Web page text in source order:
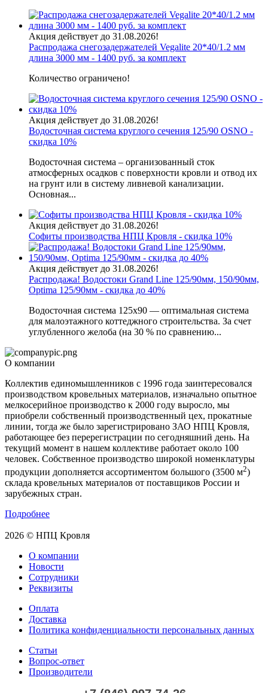
Акция действует до 31.08.2026!
Распродажа снегозадержателей Vegalite 20*40/1.2 мм
длина 3000 мм - 1400 руб. за комплект
Количество ограничено!
Акция действует до 31.08.2026!
Водосточная система круглого сечения 125/90 OSNO -
скидка 10%
Водосточная система – организованный сток
атмосферных осадков с поверхности кровли и отвод их
на грунт или в систему ливневой канализации.
Основная...
Акция действует до 31.08.2026!
Софиты производства НПЦ Кровля - скидка 10%
Акция действует до 31.08.2026!
Распродажа! Водостоки Grand Line 125/90мм, 150/90мм,
Optima 125/90мм - скидка до 40%
Водосточная система 125х90 — оптимальная система
для малоэтажного коттеджного строительства. За счет
углубленного желоба (на 30 % по сравнению...
О компании
Коллектив единомышленников с 1996 года заинтересовался
производством кровельных материалов, изначально опытное
мелкосерийное производство к 2000 году выросло, мы
приобрели собственный производственный цех, прокатные
линии, тогда же было зарегистрировано ЗАО НПЦ Кровля,
работающее без перерегистрации по сегодняшний день. На
текущий момент в нашем коллективе работает около 100
человек. Собственное производство широкой номенклатуры
продукции дополняется ассортиментом большого (3500 м2)
склада кровельных материалов от поставщиков России и
зарубежных стран.
Подробнее
2026 © НПЦ Кровля
О компании
Новости
Сотрудники
Реквизиты
Оплата
Доставка
Политика конфиденциальности персональных данных
Статьи
Вопрос-ответ
Производители